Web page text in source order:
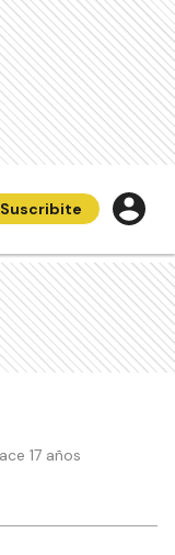
Suscribite
17 años